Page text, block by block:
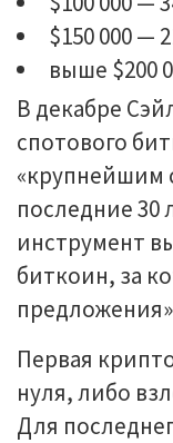
$150 000 —
выше $200
В декабре
спотового
«крупнейшим
последние 30
инструмент
биткоин, за
Первая
нуля, либо
Для